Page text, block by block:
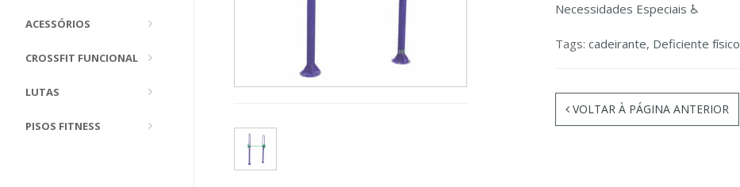
ACESSÓRIOS
CROSSFIT FUNCIONAL
LUTAS
PISOS FITNESS
Necessidades Especiais ♿
Tags: cadeirante, Deficiente físico
VOLTAR À PÁGINA ANTERIOR